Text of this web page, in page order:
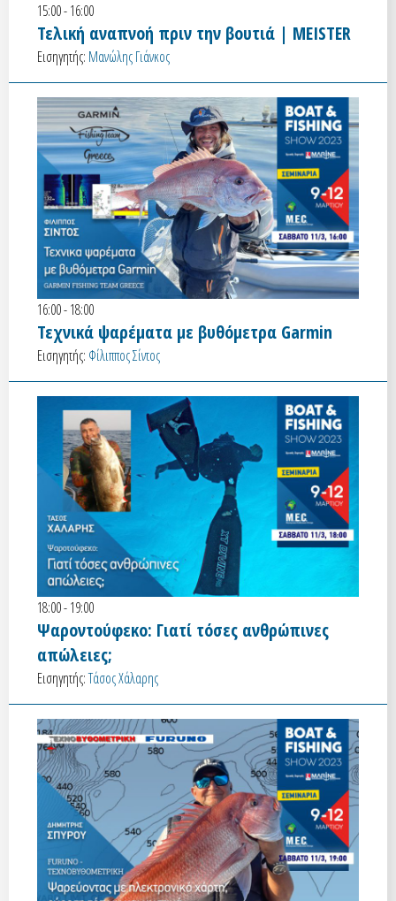
15:00 - 16:00
Τελική αναπνοή πριν την βουτιά | MEISTER
Εισηγητής: Μανώλης Γιάνκος
16:00 - 18:00
Τεχνικά ψαρέματα με βυθόμετρα Garmin
Εισηγητής: Φίλιππος Σίντος
18:00 - 19:00
Ψαροντούφεκο: Γιατί τόσες ανθρώπινες
απώλειες;
Εισηγητής:Τάσος Χάλαρης